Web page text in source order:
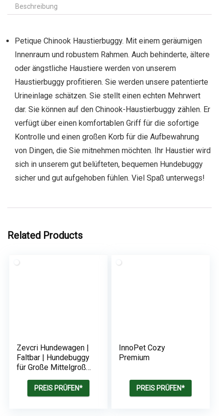
Beschreibung
Petique Chinook Haustierbuggy. Mit einem geräumigen
Innenraum und robustem Rahmen. Auch behinderte, ältere
oder ängstliche Haustiere werden von unserem
Haustierbuggy profitieren. Sie werden unsere patentierte
Urineinlage schätzen. Sie stellt einen echten Mehrwert
dar. Sie können auf den Chinook-Haustierbuggy zählen. Er
verfügt über einen komfortablen Griff für die sofortige
Kontrolle und einen großen Korb für die Aufbewahrung
von Dingen, die Sie mitnehmen möchten. Ihr Haustier wird
sich in unserem gut belüfteten, bequemen Hundebuggy
sicher und gut aufgehoben fühlen. Viel Spaß unterwegs!
Related Products
Zevcri Hundewagen |
Faltbar | Hundebuggy
für Große Mittelgroße
PREIS PRÜFEN*
InnoPet Cozy
Premium
PREIS PRÜFEN*